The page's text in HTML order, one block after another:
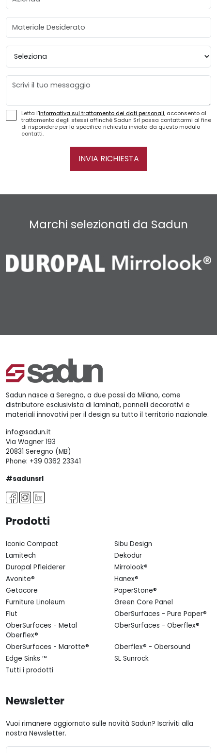
Materiale Desiderato
Provincia
Messaggio
Letta l'informativa sul trattamento dei dati personali, acconsento al
trattamento degli stessi affinché Sadun Srl possa contattarmi al fine
di rispondere per la specifica richiesta inviata da questo modulo
contatti.
INVIA RICHIESTA
Marchi selezionati da Sadun
Sadun nasce a Seregno, a due passi da Milano, come
distributore esclusivista di laminati, pannelli decorativi e
materiali innovativi per il design su tutto il territorio nazionale.
info@sadun.it
Via Wagner 193
20831 Seregno (MB)
Phone: +39 0362 23341
#sadunsrl
Prodotti
Iconic Compact
Sibu Design
Lamitech
Dekodur
Duropal Pfleiderer
Mirrolook®
Avonite®
Hanex®
Getacore
PaperStone®
Furniture Linoleum
Green Core Panel
Flut
OberSurfaces - Pure Paper®
OberSurfaces - Metal
Oberflex®
OberSurfaces - Oberflex®
OberSurfaces - Marotte®
Oberflex® - Obersound
Edge Sinks ™
SL Sunrock
Tutti i prodotti
Newsletter
Vuoi rimanere aggiornato sulle novità Sadun? Iscriviti alla
nostra Newsletter.